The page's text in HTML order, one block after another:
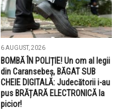
6 AUGUST, 2026
BOMBĂ ÎN POLIȚIE! Un om al legii
din Caransebeș, BĂGAT SUB
CHEIE DIGITALĂ: Judecătorii i-au
pus BRĂȚARĂ ELECTRONICĂ la
picior!